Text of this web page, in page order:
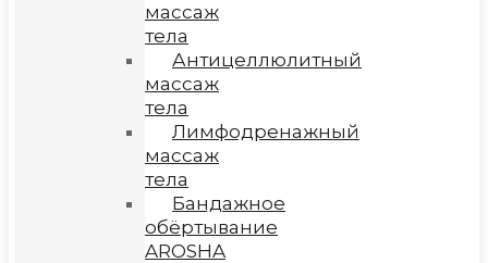
массаж
тела
Антицеллюлитный
массаж
тела
Лимфодренажный
массаж
тела
Бандажное
обёртывание
AROSHA